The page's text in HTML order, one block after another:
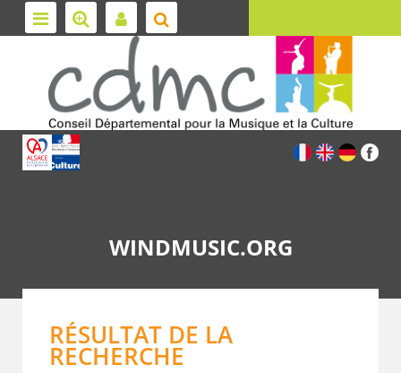
WINDMUSIC.ORG
RÉSULTAT DE LA
RECHERCHE